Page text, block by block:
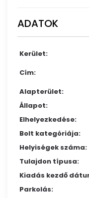
ADATOK
Kerület:
Cím:
Alapterület:
Állapot:
Elhelyezkedése:
Bolt kategóriája:
Helyiségek száma:
Tulajdon típusa:
Kiadás kezdő
Parkolás: